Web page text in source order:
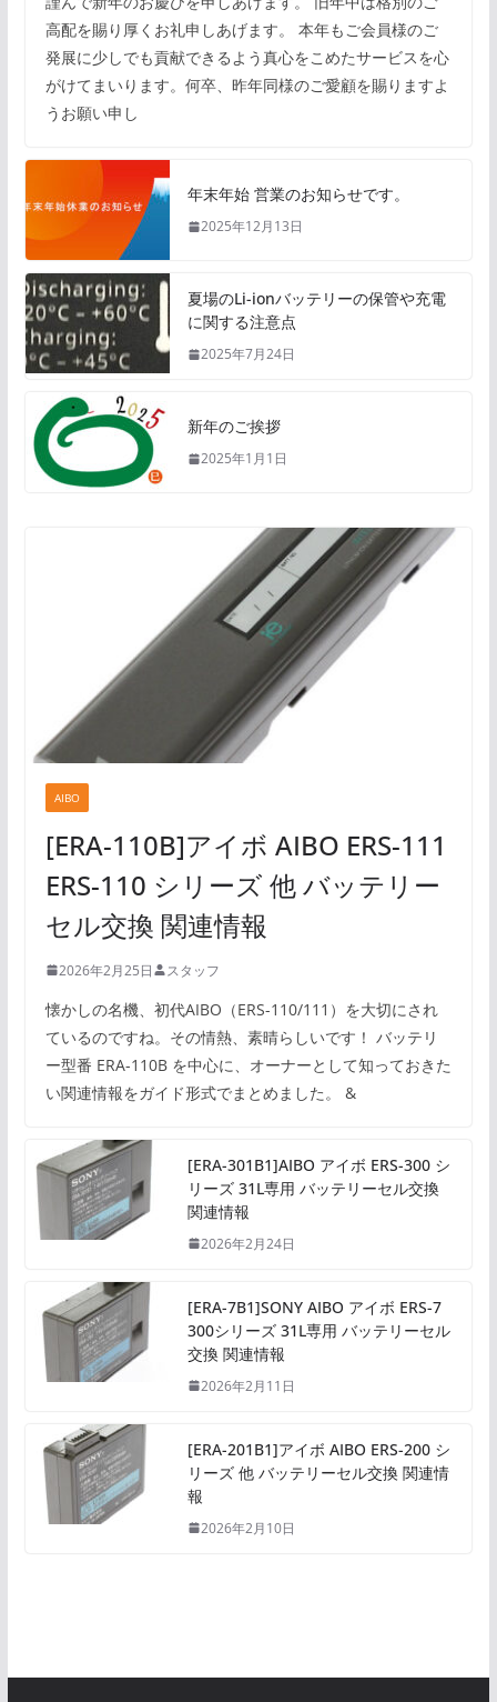
高配を賜り厚くお礼申しあげます。 本年もご会員様のご
発展に少しでも貢献できるよう真心をこめたサービスを心
がけてまいります。何卒、昨年同様のご愛顧を賜りますよ
うお願い申し
年末年始 営業のお知らせです。
2025年12月13日
夏場のLi-ionバッテリーの保管や充電
に関する注意点
2025年7月24日
新年のご挨拶
2025年1月1日
AIBO
[ERA-110B]アイボ AIBO ERS-111
ERS-110 シリーズ 他 バッテリー
セル交換 関連情報
2026年2月25日 スタッフ
懐かしの名機、初代AIBO（ERS-110/111）を大切にされ
ているのですね。その情熱、素晴らしいです！ バッテリ
ー型番 ERA-110B を中心に、オーナーとして知っておきた
い関連情報をガイド形式でまとめました。 &
[ERA-301B1]AIBO アイボ ERS-300 シ
リーズ 31L専用 バッテリーセル交換
関連情報
2026年2月24日
[ERA-7B1]SONY AIBO アイボ ERS-7
300シリーズ 31L専用 バッテリーセル
交換 関連情報
2026年2月11日
[ERA-201B1]アイボ AIBO ERS-200 シ
リーズ 他 バッテリーセル交換 関連情
報
2026年2月10日